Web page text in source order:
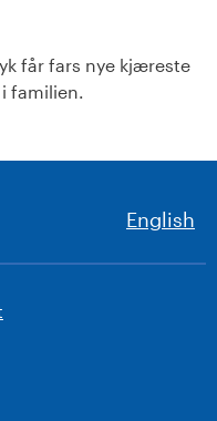
får fars nye kjæreste
familien.
English